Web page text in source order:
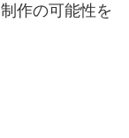
作の可能性を